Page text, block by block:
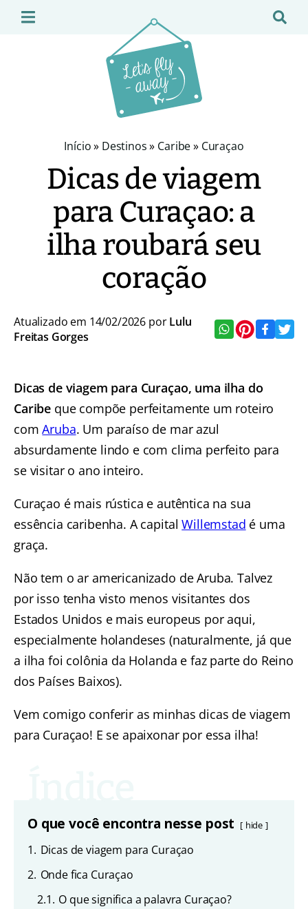
Início» Destinos» Caribe» Curaçao
Dicas de viagem
para Curaçao: a
ilha roubará seu
coração
Atualizado em 14/02/2026 porLulu
Freitas Gorges
Dicas de viagem para Curaçao, uma ilha do
Caribe que compõe perfeitamente um roteiro
comAruba. Um paraíso de mar azul
absurdamente lindo e com clima perfeito para
se visitar o ano inteiro.
Curaçao é mais rústica e autêntica na sua
essência caribenha. A capitalWillemstad é uma
graça.
Não tem o ar americanizado de Aruba. Talvez
por isso tenha visto menos visitantes dos
Estados Unidos e mais europeus por aqui,
especialmente holandeses (naturalmente, já que
a ilha foi colônia da Holanda e faz parte do Reino
dos Países Baixos).
Vem comigo conferir as minhas dicas de viagem
para Curaçao! E se apaixonar por essa ilha!
O que você encontra nesse post hide
1. Dicas de viagem para Curaçao
2. Onde fica Curaçao
2.1. O que significa a palavra Curaçao?